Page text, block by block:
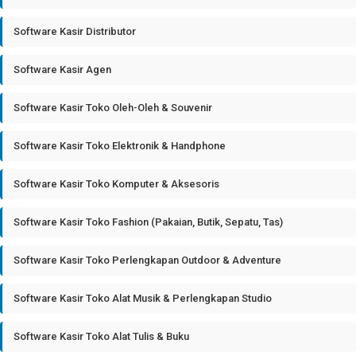
Software Kasir Distributor
Software Kasir Agen
Software Kasir Toko Oleh-Oleh & Souvenir
Software Kasir Toko Elektronik & Handphone
Software Kasir Toko Komputer & Aksesoris
Software Kasir Toko Fashion (Pakaian, Butik, Sepatu, Tas)
Software Kasir Toko Perlengkapan Outdoor & Adventure
Software Kasir Toko Alat Musik & Perlengkapan Studio
Software Kasir Toko Alat Tulis & Buku